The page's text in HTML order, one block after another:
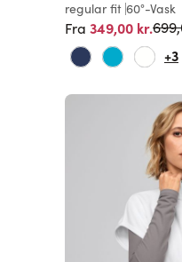
regular fit 60°-Vask
Fra 349,00 kr.
+3